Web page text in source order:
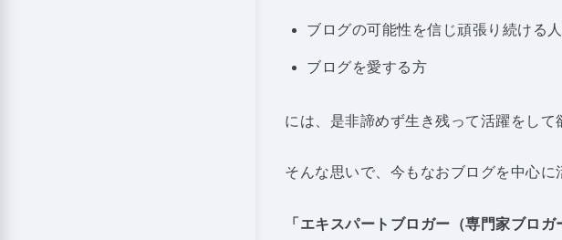
ブログの可能性を信じ頑張り続ける人
ブログを愛する方
には、是非諦めず生き残って活躍をして
そんな思いで、今もなおブログを中心に
「エキスパートブロガー（専門家ブロガ